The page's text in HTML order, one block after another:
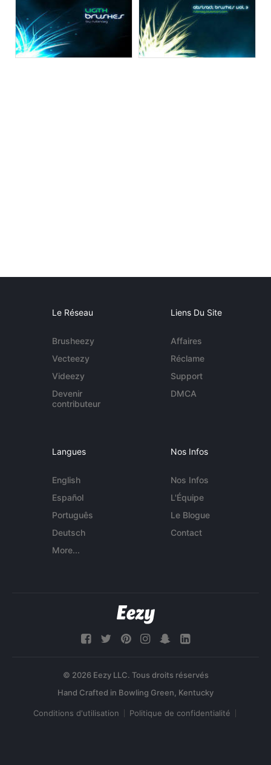
Le Réseau
Brusheezy
Vecteezy
Videezy
Devenir
contributeur
Liens Du Site
Affaires
Réclame
Support
DMCA
Langues
English
Español
Português
Deutsch
More...
Nos Infos
Nos Infos
L'Équipe
Le Blogue
Contact
© 2026 Eezy LLC. Tous droits réservés
Conditions d'utilisation Politique de confidentialité